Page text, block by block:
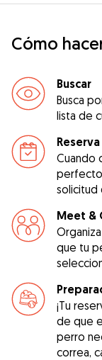
Cómo
Buscar
Busca
lista de
Cuando
perfecto
solicitud
Meet &
que tu
¡Tu
de que
perro
correa,